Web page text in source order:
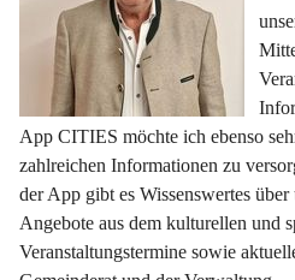
App CITIES möchte ich ebenso
zahlreichen Informationen zu
der App gibt es Wissenswertes über
Angebote aus dem kulturellen und
Veranstaltungstermine sowie